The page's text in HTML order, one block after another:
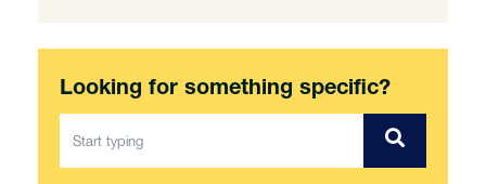
Looking for something specific?